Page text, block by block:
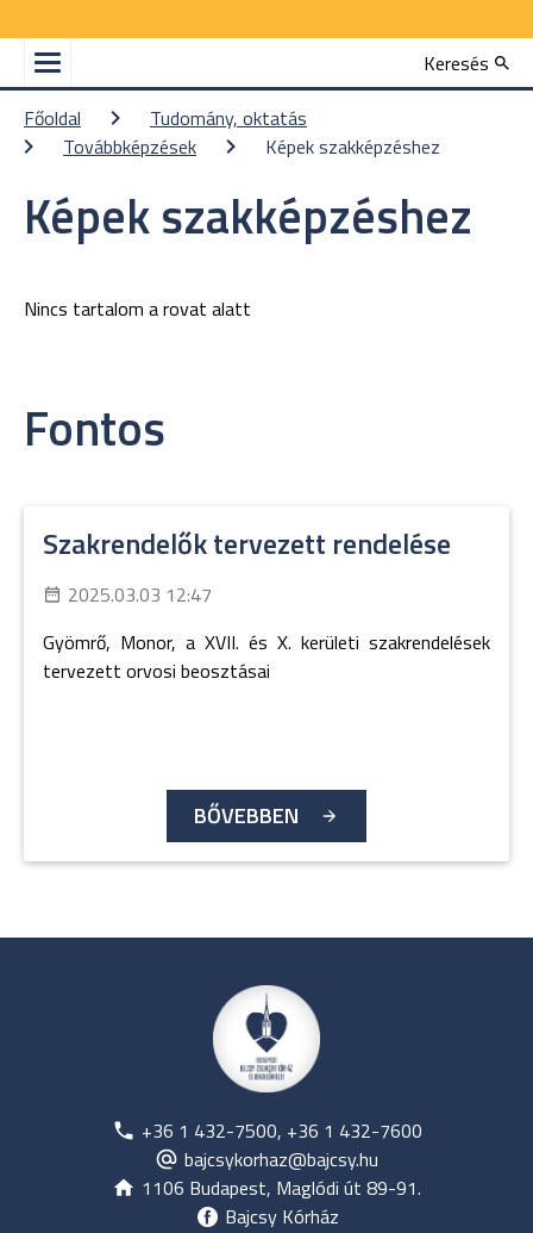
Keresés
Főoldal
Tudomány, oktatás
Továbbképzések
Képek szakképzéshez
Képek szakképzéshez
Nincs tartalom a rovat alatt
Fontos
Szakrendelők tervezett rendelése
2025.03.03 12:47
Gyömrő, Monor, a XVII. és X. kerületi szakrendelések
tervezett orvosi beosztásai
BŐVEBBEN
+36 1 432-7500, +36 1 432-7600
bajcsykorhaz@bajcsy.hu
1106 Budapest, Maglódi út 89-91.
Bajcsy Kórház